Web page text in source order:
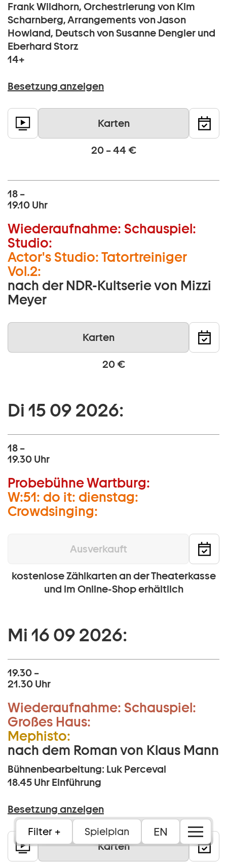
Filter Spielplan EN
Frank Wildhorn, Orchestrierung von Kim
Scharnberg, Arrangements von Jason
Howland, Deutsch von Susanne Dengler und
Eberhard Storz
14+
Besetzung anzeigen
Karten
20 – 44 €
18 –
19.10 Uhr
Wiederaufnahme: Schauspiel:
Studio:
Actor's Studio: Tatortreiniger
Vol.2:
nach der NDR-Kultserie von Mizzi
Meyer
Karten
20 €
Di 15 09 2026:
18 –
19.30 Uhr
Probebühne Wartburg:
W:51: do it: dienstag:
Crowdsinging:
Ausverkauft
kostenlose Zählkarten an der Theaterkasse
und im Online-Shop erhältlich
Mi 16 09 2026:
19.30 –
21.30 Uhr
Wiederaufnahme: Schauspiel:
Großes Haus:
Mephisto:
nach dem Roman von Klaus Mann
Bühnenbearbeitung: Luk Perceval
18.45 Uhr Einführung
Besetzung anzeigen
Karten